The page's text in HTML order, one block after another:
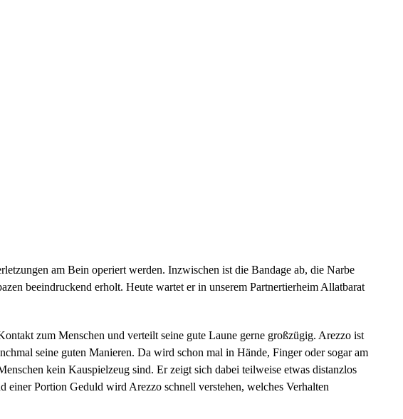
am Bein operiert werden. Inzwischen ist die Bandage ab, die Narbe
beeindruckend erholt. Heute wartet er in unserem Partnertierheim Allatbarat
zum Menschen und verteilt seine gute Laune gerne großzügig. Arezzo ist
seine guten Manieren. Da wird schon mal in Hände, Finger oder sogar am
kein Kauspielzeug sind. Er zeigt sich dabei teilweise etwas distanzlos
Portion Geduld wird Arezzo schnell verstehen, welches Verhalten